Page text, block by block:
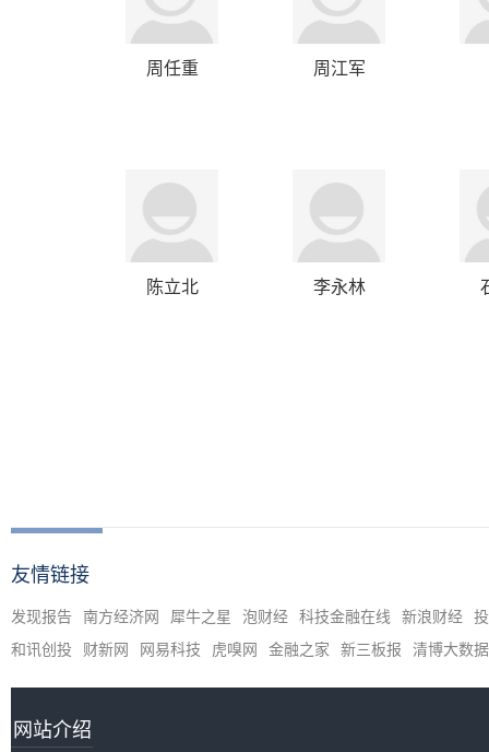
周任重 周江军
陈立北 李永林
友情链接
发现报告 南方经济网 犀牛之星 泡财经 科技金融在线 新浪财经
和讯创投
财新网 网易科技 虎嗅网 金融之家 新三板报 清博大数据
网站介绍